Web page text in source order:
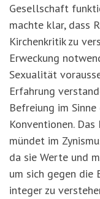
Gesellschaft
machte klar, dass
Kirchenkritik zu
Erweckung
Sexualität
Erfahrung
Befreiung im
Konventionen.
mündet im
da sie Werte und
um sich gegen die
integer zu